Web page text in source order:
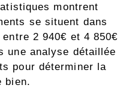
montrent
se situent dans
2 940€ et 4 850€
une analyse détaillée
pour déterminer la
bien.